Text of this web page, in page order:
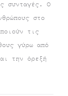
συνταγές. Ο
στο
τις
γύρω από
την όρεξή